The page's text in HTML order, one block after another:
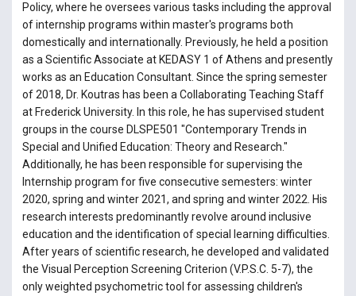
Policy, where he oversees various tasks including the approval
of internship programs within master's programs both
domestically and internationally. Previously, he held a position
as a Scientific Associate at KEDASY 1 of Athens and presently
works as an Education Consultant. Since the spring semester
of 2018, Dr. Koutras has been a Collaborating Teaching Staff
at Frederick University. In this role, he has supervised student
groups in the course DLSPE501 "Contemporary Trends in
Special and Unified Education: Theory and Research."
Additionally, he has been responsible for supervising the
Internship program for five consecutive semesters: winter
2020, spring and winter 2021, and spring and winter 2022. His
research interests predominantly revolve around inclusive
education and the identification of special learning difficulties.
After years of scientific research, he developed and validated
the Visual Perception Screening Criterion (V.P.S.C. 5-7), the
only weighted psychometric tool for assessing children's